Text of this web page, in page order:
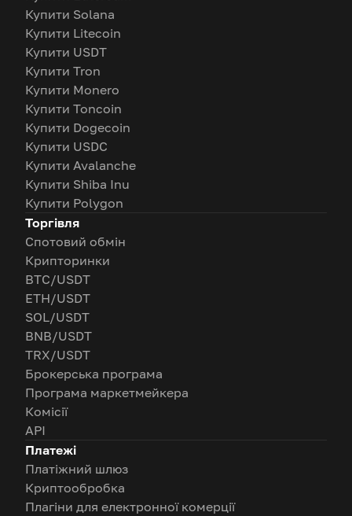
Купити Solana
Купити Litecoin
Купити USDT
Купити Tron
Купити Monero
Купити Toncoin
Купити Dogecoin
Купити USDC
Купити Avalanche
Купити Shiba Inu
Купити Polygon
Торгівля
Спотовий обмін
Крипторинки
BTC/USDT
ETH/USDT
SOL/USDT
BNB/USDT
TRX/USDT
Брокерська програма
Програма маркетмейкера
Комісії
API
Платежі
Платіжний шлюз
Криптообробка
Плагіни для електронної комерції